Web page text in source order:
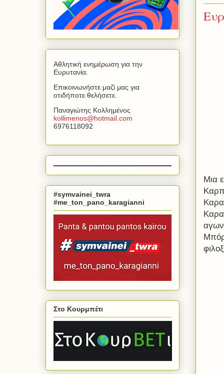
Μια
Αθλητική ενημέρωση για την
Ευρυτανία.
Επικοινωνήστε μαζί μας για
οτιδήποτε θελήσετε.
Παναγιώτης Κολλημένος
kollimenos@hotmail com
6976118092
#symvainei_twra
#me_ton_pano_karagianni
Στο Κουρμπέτι